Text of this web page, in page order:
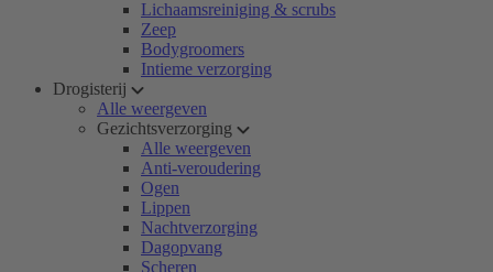
Lichaamsreiniging & scrubs
Zeep
Bodygroomers
Intieme verzorging
Drogisterij
Alle weergeven
Gezichtsverzorging
Alle weergeven
Anti-veroudering
Ogen
Lippen
Nachtverzorging
Dagopvang
Scheren